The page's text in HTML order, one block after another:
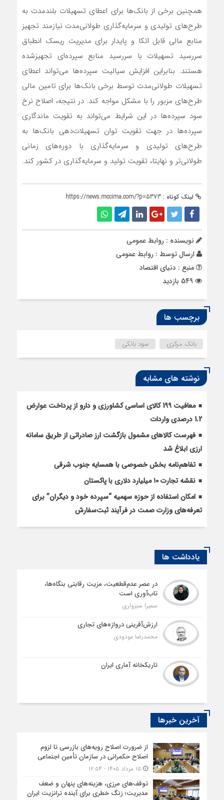
همچنین برخی از بانک‌ها برای اعطای تسهیلات بلند‌مدت به
طرح‌های تولیدی و سرمایه‌گذاری طولانی‌مدت نیازمند تجهیز
منابع مالی قابل اتکا و پایدار برای مدیریت ریسک انطباق
سررسید تسهیلات با سررسید منابع سپرده‌ای تجهیزشده
هستند. بنابراین افزایش سیالیت سپرده‌ها می‌تواند اعطای
تسهیلات طولانی‌مدت توسط برخی بانک‌ها برای تامین مالی
طرح‌های مزبور را با مشکل مواجه کند. در نتیجه، اصلاح نرخ
سود سپرده‌ها در این شرایط می‌تواند به تقویت ماندگاری
سپرده‌ها در جهت تقویت توان تسهیلات‌دهی بانک‌ها به
طرح‌های تولیدی و سرمایه‌گذاری با دوره‌های زمانی
طولانی‌تر و نهایتا، تقویت تولید و سرمایه‌گذاری در کشور کند.
لینک کوتاه : https://news.mccima.com/?p=5373
نویسنده : روابط عمومی
ارسال توسط : روابط عمومی
منبع : دنیای اقتصاد
برچسب ها
بانک مرکزی سود بانکی
نوشته های مشابه
معافیت 199 کالای اساسی کشاورزی و دارو از پرداخت عوارض
1.2 درصدی واردات
فهرست کالاهای مشمول بازگشت ارز صادراتی از طریق سامانه
ارزی ابلاغ شد
تفاهم‌نامه بخش خصوصی با همسایه جنوب شرقی
نقشه تجارت ۱۰‌ میلیارد دلاری با پاکستان
امکان استفاده از حوزه سهمیه “سپرده خود و دیگران” برای
تعرفه‌های وزارت صمت در فرآیند ثبت‌سفارش
یادداشت ها
در عصر عدم‌قطعیت، مزیت رقابتی بنگاه‌ها،
تاب‌آوری است
سمیرا سبزواری
ارزش‌آفرینی دروازه‌های تجاری
محمدرضا مودودی
تاریکخانه آماری ایران
آخرین خبرها
از ضرورت اصلاح رویه‌های بازرسی تا لزوم
اصلاح حکمرانی در سازمان تأمین اجتماعی
۱۵ مرداد ۱۴۰۵ - ۱۲:۵۴
توقف‌های مرزی، هزینه‌های پنهان و ضعف
مدیریت؛ زنگ خطری برای آینده ترانزیت ایران